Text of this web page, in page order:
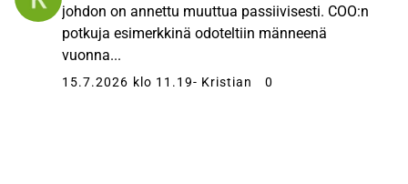
johdon on annettu muuttua passiivisesti. COO:n
potkuja esimerkkinä odoteltiin männeenä
vuonna...
15.7.2026 klo 11.19- Kristian 0